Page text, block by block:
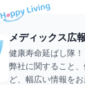
メディックス広
健康寿命延ばし隊！
弊社に関すること
ど、幅広い情報をお